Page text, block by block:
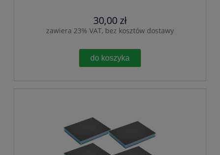
30,00 zł
zawiera 23% VAT, bez kosztów dostawy
do koszyka